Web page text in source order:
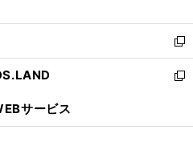
開
く
ウ
で
開
く
ン
ド
ウ
で
ウ
ィ
ン
ド
開
新
し
い
ン
新
ウ
サービス